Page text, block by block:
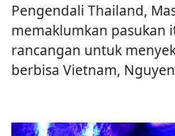
Pengendali Thailand,
memaklumkan pasukan
rancangan untuk
berbisa Vietnam,